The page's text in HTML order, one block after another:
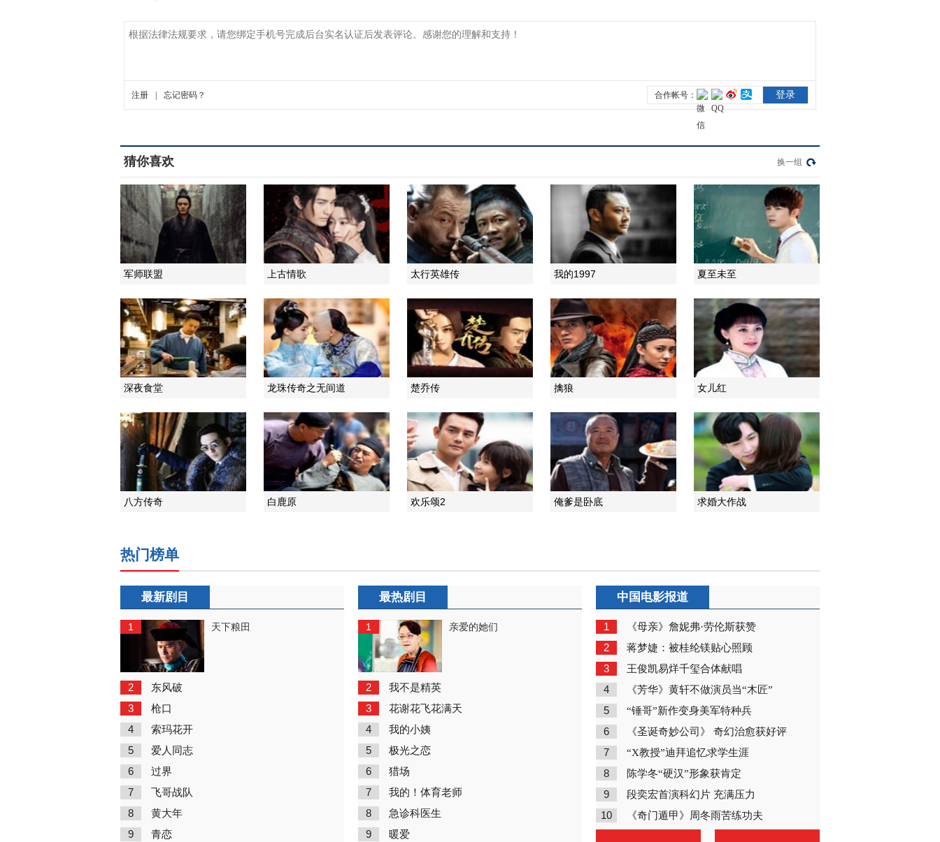
2021-02-07 10:13:12
《电视先锋榜》
20210131
《电视先锋榜》
20210124
2021-01-24 08:49:59
《电视先锋榜》
20210117
2021-01-17 09:50:22
《电视先锋榜》
20210103
2021-01-03 09:17:09
《电视先锋榜》
20201227
2020-12-27 10:03:32
《电视先锋榜》
20201220
《电视先锋榜》
20201213
2020-12-13 10:06:18
《电视先锋榜》
20201129
《电视先锋榜》
20201122
2020-11-22 09:47:29
《电视先锋榜》
20201115
猜你喜欢 换一组
军师联盟 上古情歌 太行英雄传 我的1997 夏至未至
深夜食堂 龙珠传奇之无间道 楚乔传 擒狼 女儿红
八方传奇 白鹿原 欢乐颂2 俺爹是卧底 求婚大作战
热门榜单
最新剧目
1 天下粮田
2 东风破
3 枪口
4 索玛花开
5 爱人同志
6 过界
7 飞哥战队
8 黄大年
9 青恋
最热剧目
1 亲爱的她们
2 我不是精英
3 花谢花飞花满天
4 我的小姨
5 极光之恋
6 猎场
7 我的！体育老师
8 急诊科医生
9 暖爱
中国电影报道
1 《母亲》詹妮弗·劳伦斯获赞
2 蒋梦婕：被桂纶镁贴心照顾
3 王俊凯易烊千玺合体献唱
4 《芳华》黄轩不做演员当“木匠”
5 “锤哥”新作变身美军特种兵
6 《圣诞奇妙公司》 奇幻治愈获好评
7 “X教授”迪拜追忆求学生涯
8 陈学冬“硬汉”形象获肯定
9 段奕宏首演科幻片 充满压力
10 《奇门遁甲》周冬雨苦练功夫